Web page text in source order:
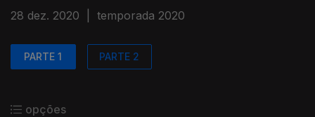
28 dez. 2020 temporada 2020
PARTE 1 PARTE 2
opções